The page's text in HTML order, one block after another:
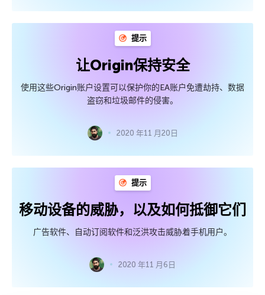
提示
让Origin保持安全
使用这些Origin账户设置可以保护你的EA账户免遭劫持、数据
盗窃和垃圾邮件的侵害。
2020 年11 月20日
提示
移动设备的威胁，以及如何抵御它们
广告软件、自动订阅软件和泛洪攻击威胁着手机用户。
2020 年11 月6日